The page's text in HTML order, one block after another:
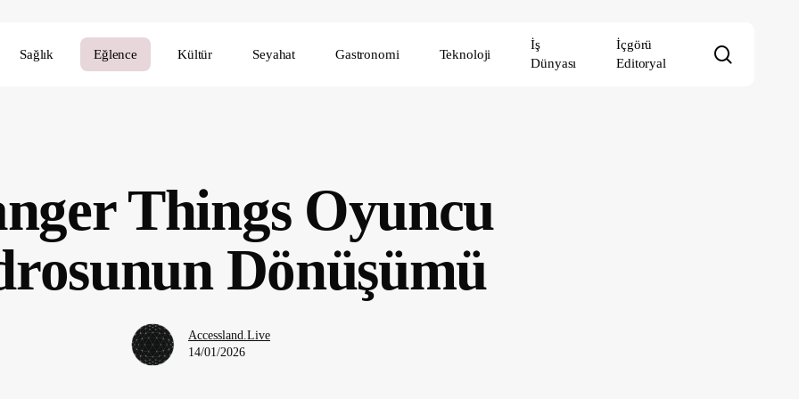
Sağlık Eğlence Kültür Seyahat Gastronomi Teknoloji
İş
Dünyası
İçgörü
Editoryal
Things Oyuncu
Dönüşümü
Accessland.Live
14/01/2026